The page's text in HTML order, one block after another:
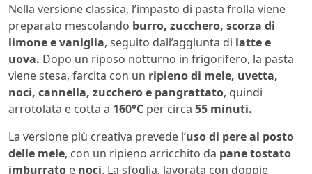
Nella versione classica, l’impasto di pasta frolla viene
preparato mescolando burro, zucchero, scorza di
limone e vaniglia, seguito dall’aggiunta di latte e
uova. Dopo un riposo notturno in frigorifero, la pasta
viene stesa, farcita con un ripieno di mele, uvetta,
noci, cannella, zucchero e pangrattato, quindi
arrotolata e cotta a 160°C per circa 55 minuti.
La versione più creativa prevede l’uso di pere al posto
delle mele, con un ripieno arricchito da pane tostato
imburrato e noci. La sfoglia, lavorata con doppie